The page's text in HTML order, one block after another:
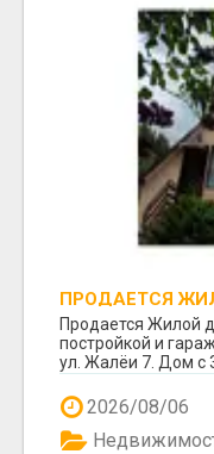
ПРОДАЕТСЯ
ПОСТРОЙКОЙ И
Продается Жилой
постройкой и
ул. Жалёи 7. Дом с
2026/08/06